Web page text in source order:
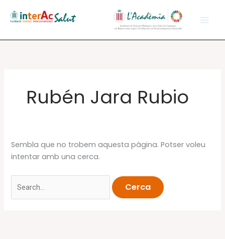
Rubén Jara Rubio
Sembla que no trobem aquesta pàgina. Potser voleu
intentar amb una cerca.